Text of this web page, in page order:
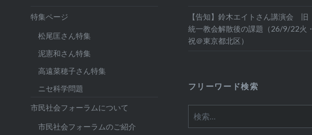
特集ページ
松尾匡さん特集
泥憲和さん特集
高遠菜穂子さん特集
ニセ科学問題
市民社会フォーラムについて
市民社会フォーラムのご紹介
【告知】鈴木エイトさん講演会 旧
統一教会解散後の課題（26/9/22火・
祝＠東京都北区）
フリーワード検索
検
索: